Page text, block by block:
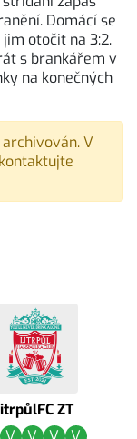
Domácí se
otočit na 3:2.
s brankářem v
na konečných
V
ZT